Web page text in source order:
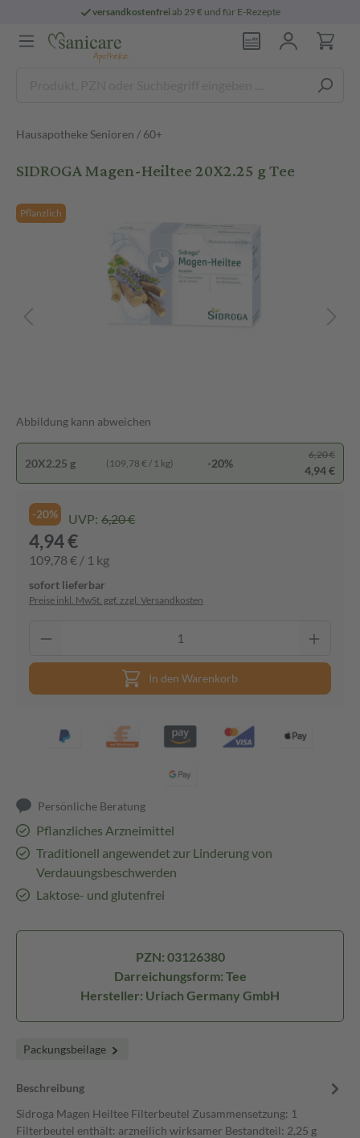
versandkostenfreiab 29 € und für E-Rezepte
Hausapotheke Senioren / 60+
SIDROGA Magen-Heiltee 20X2.25 g Tee
Pflanzlich
Abbildung kann abweichen
20X2.25 g (109,78 € / 1 kg) -20%
6,20 €
4,94 €
-20% UVP: 6,20 €
4,94 €
109,78 € / 1 kg
sofort lieferbar
Preise inkl. MwSt. ggf. zzgl. Versandkosten
In den Warenkorb
Persönliche Beratung
Pflanzliches Arzneimittel
Traditionell angewendet zur Linderung von
Verdauungsbeschwerden
Laktose- und glutenfrei
PZN: 03126380
Darreichungsform: Tee
Hersteller: Uriach Germany GmbH
Packungsbeilage
Beschreibung
Sidroga Magen Heiltee Filterbeutel Zusammensetzung: 1
Filterbeutel enthält: arzneilich wirksamer Bestandteil: 2,25 g